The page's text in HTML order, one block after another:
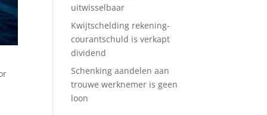
uitwisselbaar
Kwijtschelding rekening-
courantschuld is verkapt
dividend
Schenking aandelen aan
trouwe werknemer is geen
loon